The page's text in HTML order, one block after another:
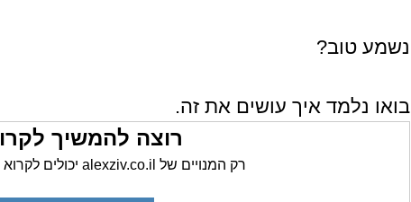
נשמע טוב?
בואו נלמד איך עושים את זה.
רוצה להמשיך
רק המנויים של alexziv.co.il יכולים לקרוא את הפוסט הזה.